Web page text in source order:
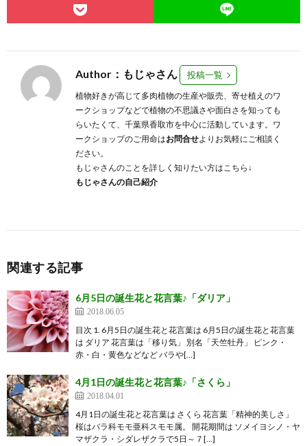
Author：もじゃさん 投稿一覧
植物好きが高じて多肉植物の生産や販売、寄せ植えのワ
ークショップなどで植物の不思議さや面白さを知っても
らいたくて、千葉県香取市を中心に活動しています。ワ
ークショップのご用命はお問合せよりお気軽にご相談く
ださい。
もじゃさんのことを詳しく知りたい方はこちら↓
もじゃさんの自己紹介
関連する記事
6月5日の誕生花と花言葉♪「ダリア」
2018.06.05
目次 1. 6月5日の誕生花と花言葉は 6月5日の誕生花と花言葉
は ダリア 花言葉は「移り気」 別名「天竺牡丹」 ピンク・
赤・白・黄色などなど バラや[…]
4月1日の誕生花と花言葉♪「さくら」
2018.04.01
4月1日の誕生花と花言葉は さくら 花言葉「精神的美しさ」
桜はバラ科モモ亜科スモモ属。 開花期間は ソメイヨシノ・ヤ
マザクラ・シダレザクラで5日～７[…]